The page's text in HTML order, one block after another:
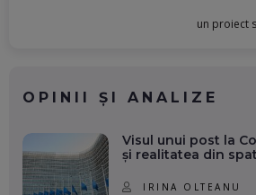
un proiect
OPINII ȘI ANALIZE
Visul unui post la
și realitatea din
IRINA OLTEANU